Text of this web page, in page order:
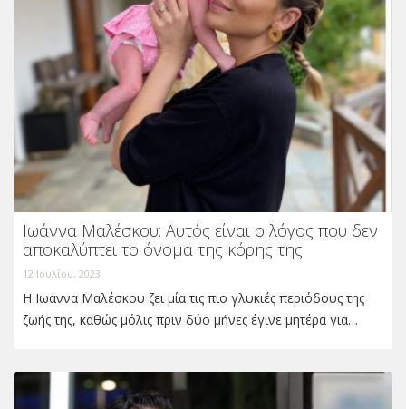
Ιωάννα Μαλέσκου: Αυτός είναι ο λόγος που δεν
αποκαλύπτει το όνομα της κόρης της
12 Ιουλίου, 2023
Η Ιωάννα Μαλέσκου ζει μία τις πιο γλυκιές περιόδους της
ζωής της, καθώς μόλις πριν δύο μήνες έγινε μητέρα για…